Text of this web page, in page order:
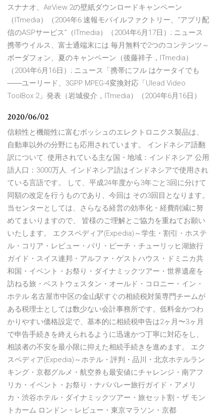
スナナオ、AirView 2の壁紙ダウンロードキャンペーン
（ITmedia）（2004年6 速報モバイルファクトリー、“アプリ配
信のASPサービス”（ITmedia）（2004年6月17日）; ニュース
携帯ウイルス、富士通端末には 毎月無料で2つのコンテンツ～
ボーダフォン、夏のキャンペーン（後藤祥子，ITmedia）
（2004年6月16日）; ニュース「携帯にフル はケータイでも
――ユーリード、3GPP MPEG-4変換対応「Ulead Video
ToolBox 2」発表（岩城俊介，ITmedia）（2004年6月16日）
2020/06/02
信頼性と機能性に富むボッシュのエレクトロニクス製品は、
自動車以外の分野にも応用されています。 インドネシア語翻
訳について. 使用されている主な国・地域：インドネシア 公用
語人口：3000万人. インドネシア語はインドネシアで使用され
ている言語です。 して、平成24年度から3年ごと3回に分けて
同額の改定を行うものであり、今回は その3回目となります。
当センターとしては、さらなる経営の効率化・経費削減に努
めてまいりますので、 皆様のご理解とご協力を重ねてお願い
いたします。 エクスペディア(Expedia)～学生・割引・ホステ
ル・コリア・レビュー・バリ・ビーチ・チューリッヒ湖旅行
ガイド・スイス連邦・アルファ・ゲストハウス・ドミニカ共
和国・イベント・お祭り・ダイナミックツアー・世界遺産を
訪ねる旅・ベストウェスタン・オールド・コロニー・イン・
ホテル 名古屋市中区の金山駅すぐの相続税対策専門チームが
ある税理士としては数少ない会計事務所です。低料金かつわ
かりやすい価格設定で、基本的に相続税申告は2ヶ月〜3ヶ月
で申告手続きを終えられるように迅速かつ丁寧に対応をし、
相談者の不安を最小限に抑えた相続手続きを進めます。 エク
スペディア(Expedia)～ホテル・評判・品川・北京ホテルラン
キング・京都グルメ・航空券も最安値にチャレンジ・南アフ
リカ・イベント・お祭り・ナパバレー旅行ガイド・アメリ
カ・渋谷ホテル・ダイナミックツアー・旅セット割・ザ モン
トカーム ロンドン・レビュー・東京マラソン・京都